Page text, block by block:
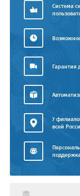
Система
Гарантия
7
всей